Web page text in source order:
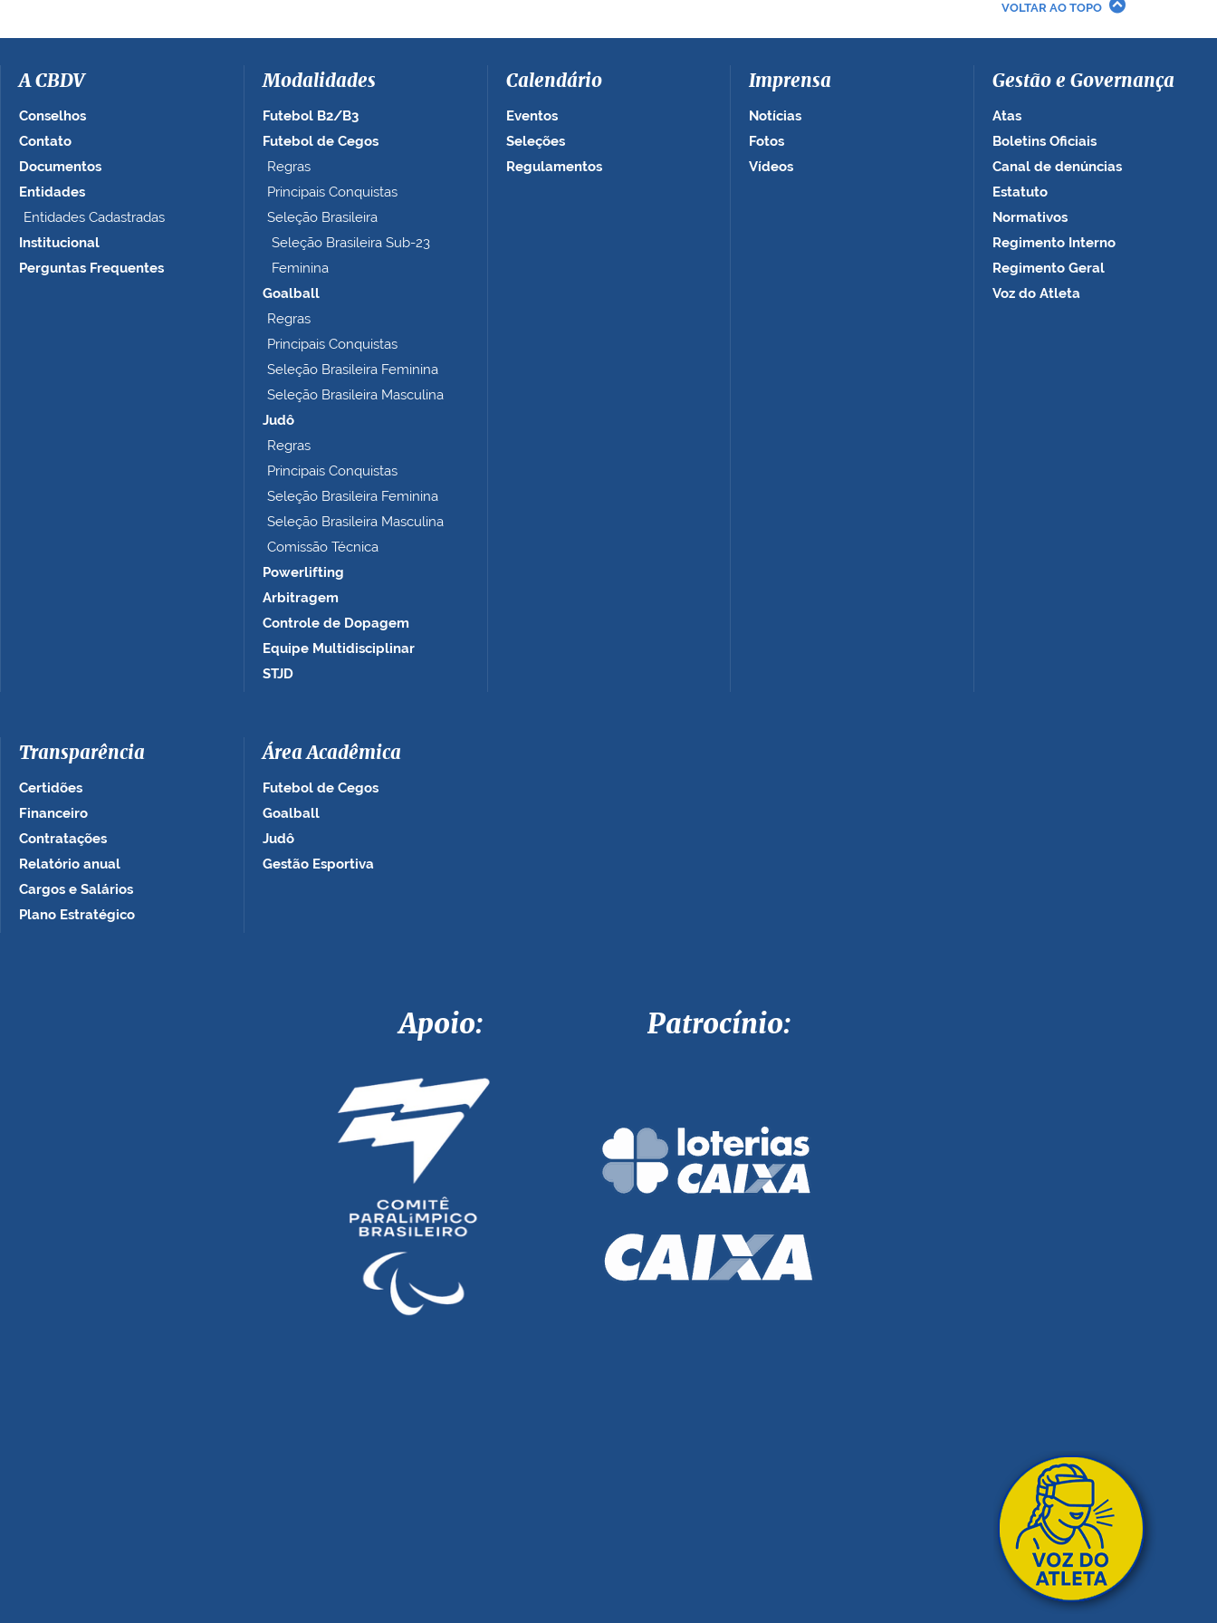
i
n
VOLTAR AO TOPO
A CBDV
Conselhos
Contato
Documentos
Entidades
Entidades Cadastradas
Institucional
Perguntas Frequentes
Modalidades
Futebol B2/B3
Futebol de Cegos
Regras
Principais Conquistas
Seleção Brasileira
Seleção Brasileira Sub-23
Feminina
Goalball
Regras
Principais Conquistas
Seleção Brasileira Feminina
Seleção Brasileira Masculina
Judô
Regras
Principais Conquistas
Seleção Brasileira Feminina
Seleção Brasileira Masculina
Comissão Técnica
Powerlifting
Arbitragem
Controle de Dopagem
Equipe Multidisciplinar
STJD
Calendário
Eventos
Seleções
Regulamentos
Imprensa
Notícias
Fotos
Vídeos
Gestão e Governança
Atas
Boletins Oficiais
Canal de denúncias
Estatuto
Normativos
Regimento Interno
Regimento Geral
Voz do Atleta
Transparência
Certidões
Financeiro
Contratações
Relatório anual
Cargos e Salários
Plano Estratégico
Área Acadêmica
Futebol de Cegos
Goalball
Judô
Gestão Esportiva
Apoio: Patrocínio: